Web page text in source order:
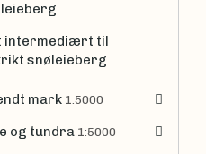
intermediært til
snøleieberg
mark 1:5000
og tundra 1:5000